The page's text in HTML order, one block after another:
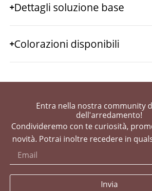
Dettagli soluzione base
Colorazioni disponibili
Entra nella nostra community
dell'arredamento!
Condivideremo con te curiosità,
novità. Potrai inoltre recedere in
Invia